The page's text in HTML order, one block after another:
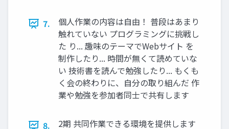
7.
個人作業の内容は自由！ 普段はあまり
触れていない プログラミングに挑戦し
た り... 趣味のテーマでWebサイト を
制作したり... 時間が無くて読めていな
い 技術書を読んで勉強したり... もくも
く会の終わりに、自分の取り組んだ 作
業や勉強を参加者同士で共有します
8.
2期 共同作業できる環境を提供します